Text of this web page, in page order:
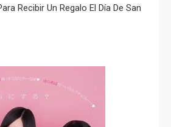
Recibir Un Regalo El Día De San